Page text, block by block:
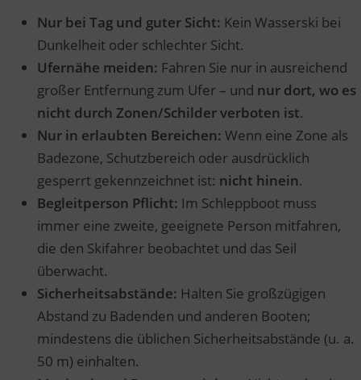
Nur bei Tag und guter Sicht: Kein Wasserski bei
Dunkelheit oder schlechter Sicht.
Ufernähe meiden: Fahren Sie nur in ausreichend
großer Entfernung zum Ufer – und nur dort, wo es
nicht durch Zonen/Schilder verboten ist.
Nur in erlaubten Bereichen: Wenn eine Zone als
Badezone, Schutzbereich oder ausdrücklich
gesperrt gekennzeichnet ist: nicht hinein.
Begleitperson Pflicht: Im Schleppboot muss
immer eine zweite, geeignete Person mitfahren,
die den Skifahrer beobachtet und das Seil
überwacht.
Sicherheitsabstände: Halten Sie großzügigen
Abstand zu Badenden und anderen Booten;
mindestens die üblichen Sicherheitsabstände (u. a.
50 m) einhalten.